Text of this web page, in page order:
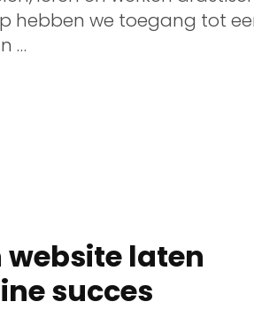
hebben we toegang tot
…
website laten
succes